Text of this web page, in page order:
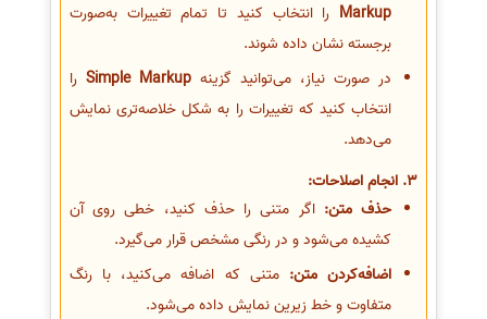
Markup را انتخاب کنید تا تمام تغییرات به‌صورت
برجسته نشان داده شوند.
در صورت نیاز، می‌توانید گزینه Simple Markup را
انتخاب کنید که تغییرات را به شکل خلاصه‌تری نمایش
می‌دهد.
3. انجام اصلاحات:
حذف متن: اگر متنی را حذف کنید، خطی روی آن
کشیده می‌شود و در رنگی مشخص قرار می‌گیرد.
اضافه‌کردن متن: متنی که اضافه می‌کنید، با رنگ
متفاوت و خط زیرین نمایش داده می‌شود.